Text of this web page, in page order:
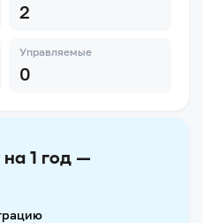
2
Управляемые
0
1 год —